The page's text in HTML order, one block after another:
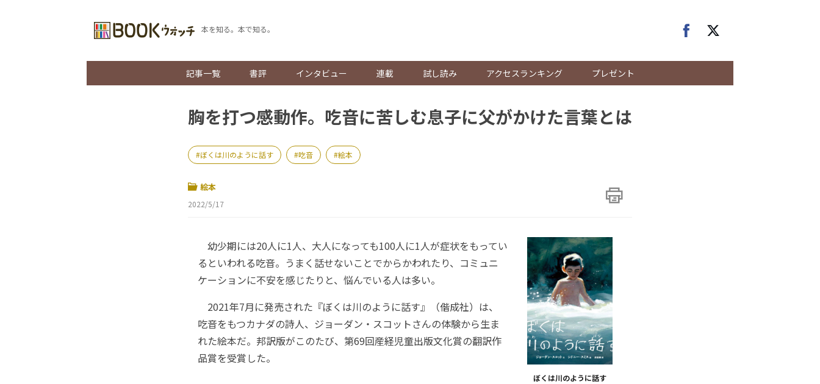
本を知る。本で知る。
記事一覧 書評 インタビュー 連載 試し読み アクセスランキング プレゼント
胸を打つ感動作。吃音に苦しむ息子に父がかけた言葉とは
ぼくは川のように話す 吃音 絵本
絵本
2022/5/17
ぼくは川のように話す
幼少期には20人に1人、大人になっても100人に1人が症状をもってい
るといわれる吃音。うまく話せないことでからかわれたり、コミュニ
ケーションに不安を感じたりと、悩んでいる人は多い。
2021年7月に発売された『ぼくは川のように話す』（偕成社）は、
吃音をもつカナダの詩人、ジョーダン・スコットさんの体験から生ま
れた絵本だ。邦訳版がこのたび、第69回産経児童出版文化賞の翻訳作
品賞を受賞した。